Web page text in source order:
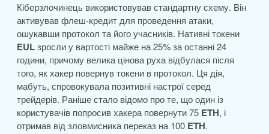
Кіберзлочинець використовував стандартну схему. Він
активував флеш-кредит для проведення атаки,
ошукавши протокол та його учасників. Нативні токени
EULзросли у вартості майже на 25% за останні 24
години, причому велика цінова руха відбулася після
того, як хакер повернув токени в протокол. Ця дія,
мабуть, спровокувала позитивні настрої серед
трейдерів. Раніше стало відомо про те, що один із
користувачів попросив хакера повернути 75 ETH, і
отримав від зловмисника переказ на 100 ETH.